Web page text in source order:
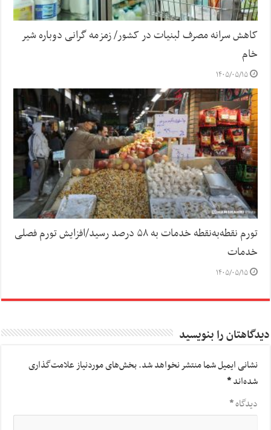
کاهش سرانه مصرف لبنیات در کشور/ زمزمه گرانی دوباره شیر
خام
۱۴۰۵/۰۵/۱۵
تورم نقطه‌به‌نقطه خدمات به ۵۸ درصد رسید/افزایش تورم فصلی
خدمات
۱۴۰۵/۰۵/۱۵
دیدگاهتان را بنویسید
نشانی ایمیل شما منتشر نخواهد شد.بخش‌های موردنیاز علامت‌گذاری
شده‌اند*
دیدگاه*